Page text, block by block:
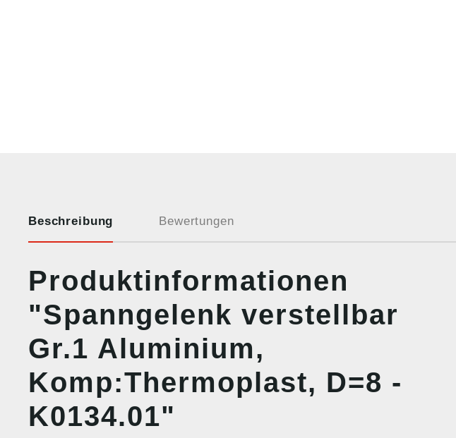
Beschreibung Bewertungen
Produktinformationen
"Spanngelenk verstellbar
Gr.1 Aluminium,
Komp:Thermoplast, D=8 -
K0134.01"